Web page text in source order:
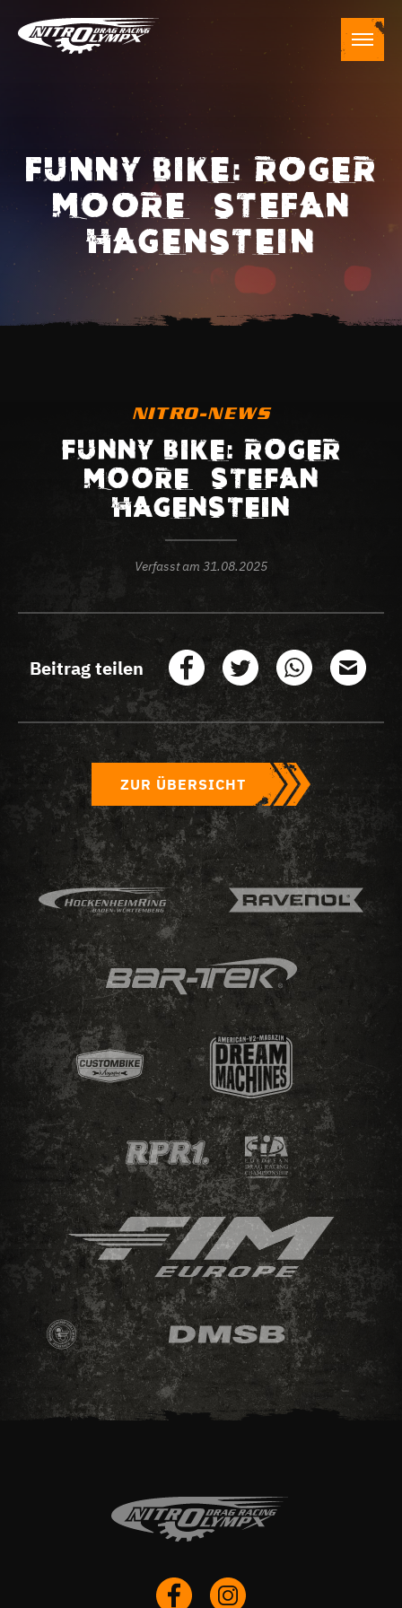
FUNNY BIKE: ROGER
MOORE – STEFAN
HAGENSTEIN
NITRO-NEWS
FUNNY BIKE: ROGER
MOORE – STEFAN
HAGENSTEIN
Verfasst am 31.08.2025
Beitrag teilen
ZUR ÜBERSICHT